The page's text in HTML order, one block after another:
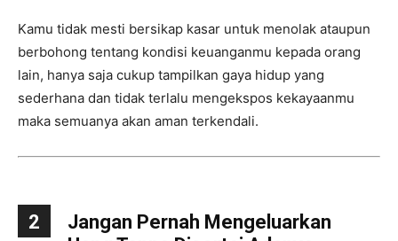
Kamu tidak mesti bersikap kasar untuk menolak ataupun
berbohong tentang kondisi keuanganmu kepada orang
lain, hanya saja cukup tampilkan gaya hidup yang
sederhana dan tidak terlalu mengekspos kekayaanmu
maka semuanya akan aman terkendali.
2
Jangan Pernah Mengeluarkan